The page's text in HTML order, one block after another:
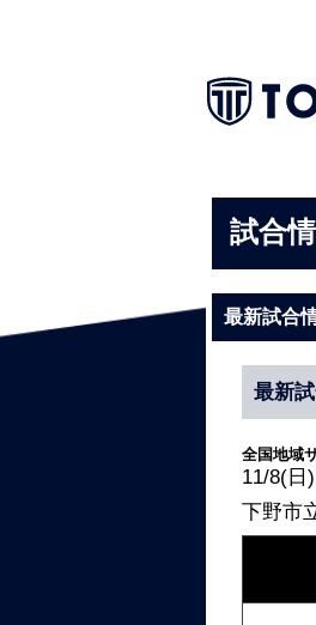
試合
最新試合
最新
全国地域
11/8(日
下野市